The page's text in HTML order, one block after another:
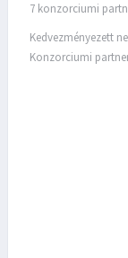
7 konzorciumi
Kedvezményezett
Konzorciumi